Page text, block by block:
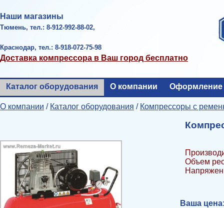
Наши магазины
Тюмень, тел.: 8-912-992-88-02,
Краснодар, тел.: 8-918-072-75-98
Доставка компрессора в Ваш город бесплатно
Каталог оборудования О компании Оформление
О компании / Каталог оборудования / Компрессоры с
Объем
Ваша